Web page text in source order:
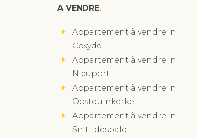
A VENDRE
Appartement à vendre in
Coxyde
Appartement à vendre in
Nieuport
Appartement à vendre in
Oostduinkerke
Appartement à vendre in
Sint-Idesbald